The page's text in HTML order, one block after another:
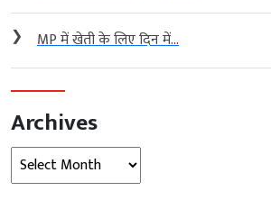
❯ MP में खेती के लिए दिन में...
Archives
Archives